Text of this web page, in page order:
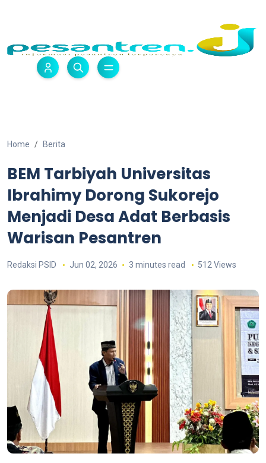
Home Berita
BEM Tarbiyah Universitas
Ibrahimy Dorong Sukorejo
Menjadi Desa Adat Berbasis
Warisan Pesantren
Redaksi PSID Jun 02, 2026 3 minutes read 512 Views